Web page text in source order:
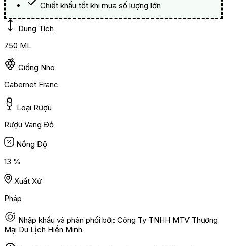
Chiết khấu tốt khi mua số lượng lớn
Dung Tích
750 ML
Giống Nho
Cabernet Franc
Loại Rượu
Rượu Vang Đỏ
Nồng Độ
13 %
Xuất Xứ
Pháp
Nhập khẩu và phân phối bởi: Công Ty TNHH MTV Thương
Mại Du Lịch Hiền Minh